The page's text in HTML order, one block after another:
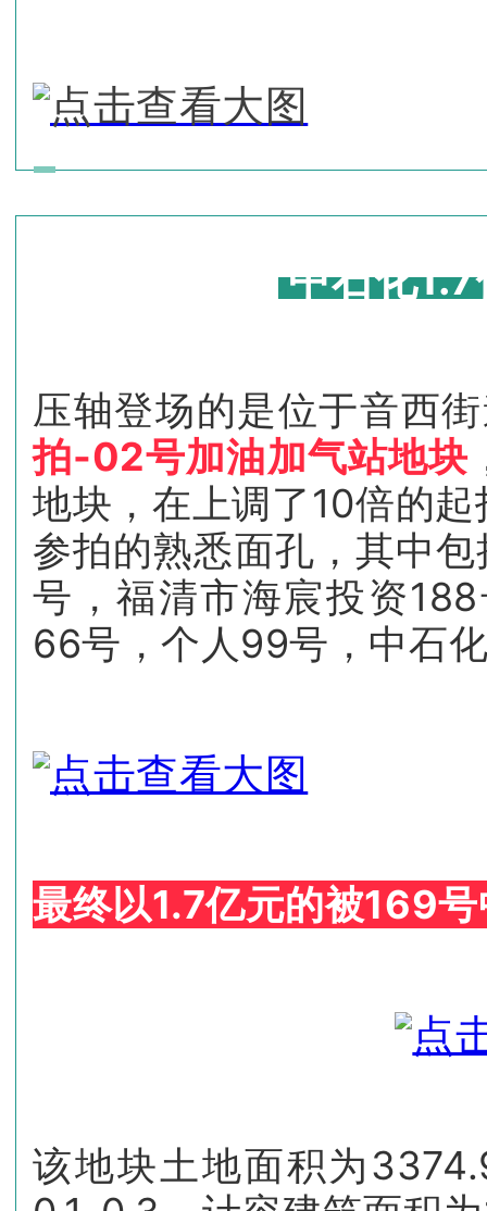
中石化
压轴登场的是位于音西
拍-02号加油加气站地块
地块，在上调了10倍的
参拍的熟悉面孔，其中
号，福清市海宸投资
66号，个人99号，中石
最终以1.7亿元的被169号
该地块土地面积为